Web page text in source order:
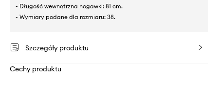
- Długość wewnętrzna nogawki: 81 cm.
- Wymiary podane dla rozmiaru: 38.
Szczegóły produktu
Cechy produktu